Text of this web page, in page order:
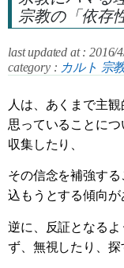
宗教の「依存
last updated at : 2016/
category : カルト 宗
人は、あくまで主
思っていることに
収集したり、
その信念を補強す
込もうとする傾向が
逆に、反証となる
ず、無視したり、探